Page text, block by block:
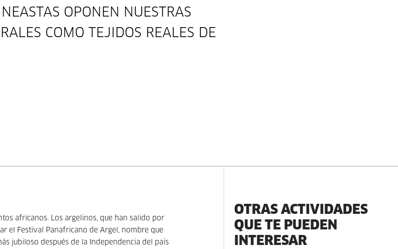
OPONEN NUESTRAS
COMO TEJIDOS REALES DE
africanos. Los argelinos, que han salido por
el Festival Panafricano de Argel, nombre que
jubiloso después de la Independencia del país
OTRAS ACTIVIDADES
QUE TE PUEDEN
INTERESAR